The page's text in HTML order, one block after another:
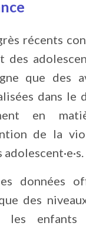
récents
que des
dans le
en
de la
données
des
les